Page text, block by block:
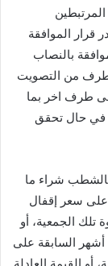
المرتبطين
قرار الموافقة
بالنصاب
طرف من التصويت
طرف اخر بما
في حال تحقق
بالشطب شراء ما
سعر إقفال
تلك الجمعية، أو
أشهر السابقة على